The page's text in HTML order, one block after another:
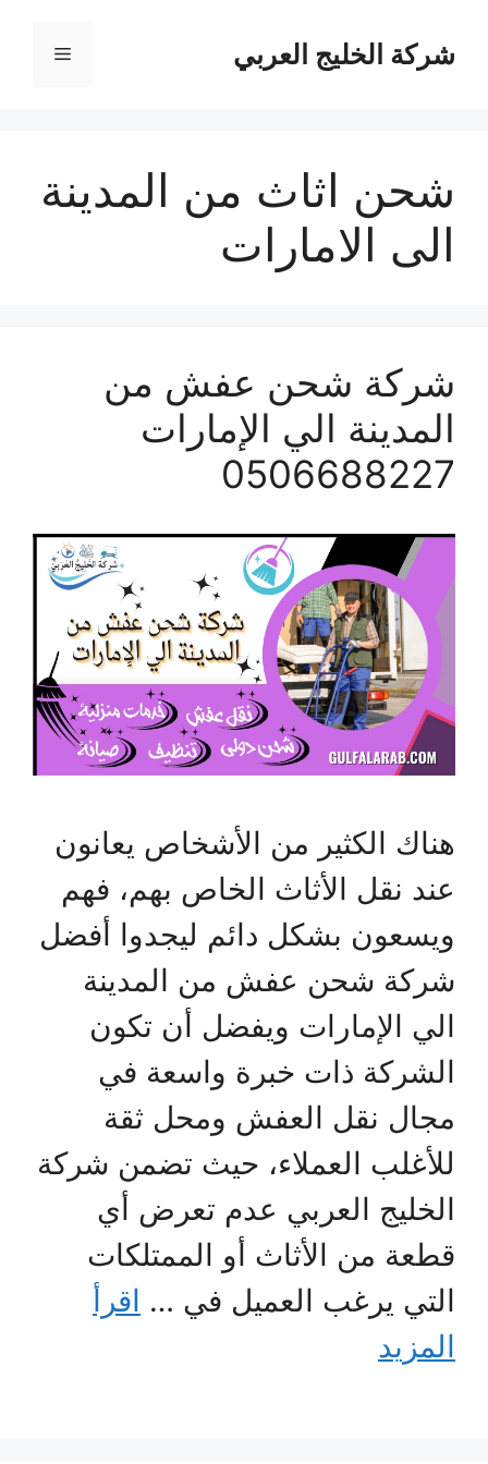
المحتوىشركة الخليج العربي القائمة
شحن اثاث من المدينة
الى الامارات
شركة شحن عفش من
المدينة الي الإمارات
0506688227
هناك الكثير من الأشخاص يعانون
عند نقل الأثاث الخاص بهم، فهم
ويسعون بشكل دائم ليجدوا أفضل
شركة شحن عفش من المدينة
الي الإمارات ويفضل أن تكون
الشركة ذات خبرة واسعة في
مجال نقل العفش ومحل ثقة
للأغلب العملاء، حيث تضمن شركة
الخليج العربي عدم تعرض أي
قطعة من الأثاث أو الممتلكات
التي يرغب العميل في … اقرأ
المزيد